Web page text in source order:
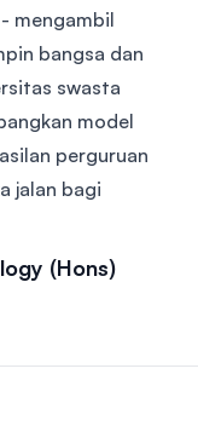
mengambil
bangsa dan
swasta
model
perguruan
jalan bagi
(Hons)